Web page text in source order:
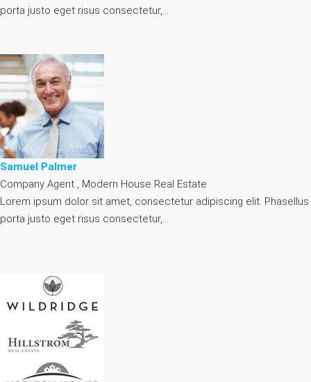
porta justo eget risus consectetur,…
Samuel Palmer
Company Agent , Modern House Real Estate
Lorem ipsum dolor sit amet, consectetur adipiscing elit. Phasellus
porta justo eget risus consectetur,…